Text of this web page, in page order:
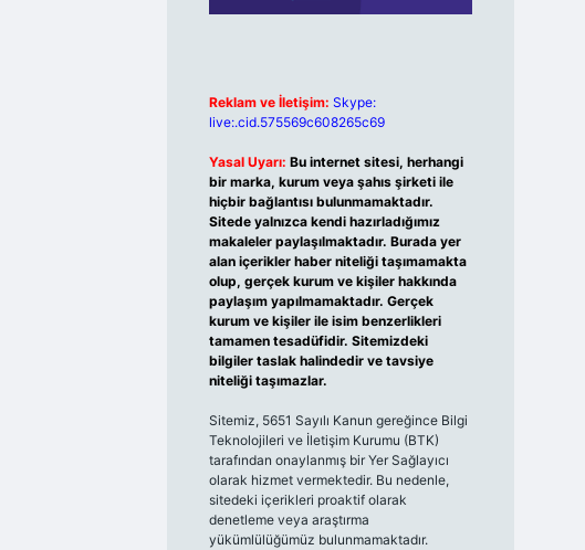
Reklam ve İletişim: Skype:
live:.cid.575569c608265c69
Yasal Uyarı: Bu internet sitesi, herhangi
bir marka, kurum veya şahıs şirketi ile
hiçbir bağlantısı bulunmamaktadır.
Sitede yalnızca kendi hazırladığımız
makaleler paylaşılmaktadır. Burada yer
alan içerikler haber niteliği taşımamakta
olup, gerçek kurum ve kişiler hakkında
paylaşım yapılmamaktadır. Gerçek
kurum ve kişiler ile isim benzerlikleri
tamamen tesadüfidir. Sitemizdeki
bilgiler taslak halindedir ve tavsiye
niteliği taşımazlar.
Sitemiz, 5651 Sayılı Kanun gereğince Bilgi
Teknolojileri ve İletişim Kurumu (BTK)
tarafından onaylanmış bir Yer Sağlayıcı
olarak hizmet vermektedir. Bu nedenle,
sitedeki içerikleri proaktif olarak
denetleme veya araştırma
yükümlülüğümüz bulunmamaktadır.